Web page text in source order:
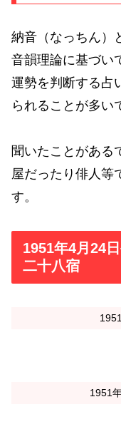
納音（なっちん）
音韻理論に基づい
運勢を判断する占
られることが多い
聞いたことがある
屋だったり俳人等
す。
1951年4月24
二十八宿
1951